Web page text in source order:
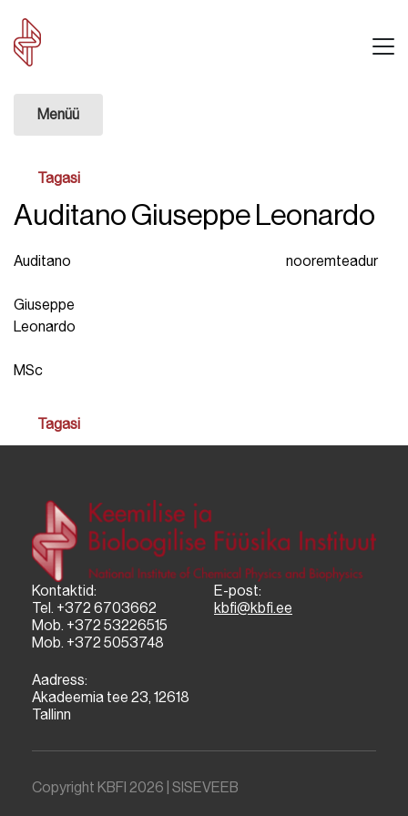
Menüü
Tagasi
Auditano Giuseppe Leonardo
Auditano
Giuseppe
Leonardo
MSc
nooremteadur
Tagasi
Kontaktid:
Tel. +372 6703662
Mob. +372 53226515
Mob. +372 5053748
E-post:
kbfi@kbfi.ee
Aadress:
Akadeemia tee 23, 12618
Tallinn
Copyright KBFI 2026 | SISEVEEB